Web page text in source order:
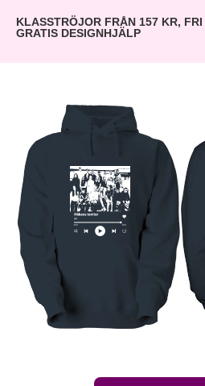
KLASSTRÖJOR FRÅN 157 KR,
GRATIS DESIGNHJÄLP